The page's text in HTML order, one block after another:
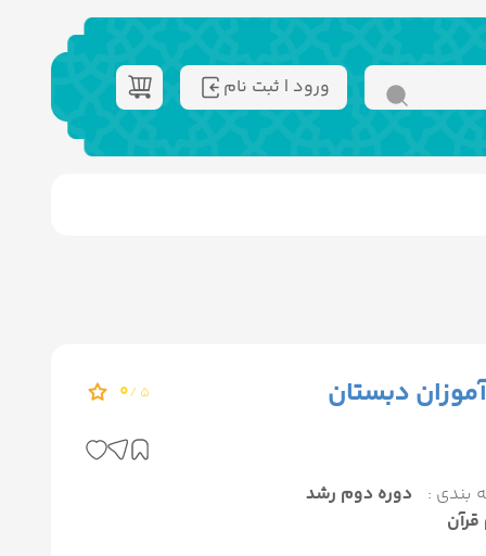
ورود | ثبت نام
دبستان 5 /
0
بندی :
دوره دوم رشد